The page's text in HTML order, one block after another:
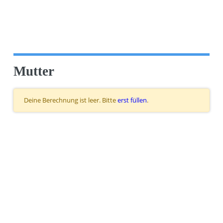
Mutter
Deine Berechnung ist leer. Bitteerst füllen.